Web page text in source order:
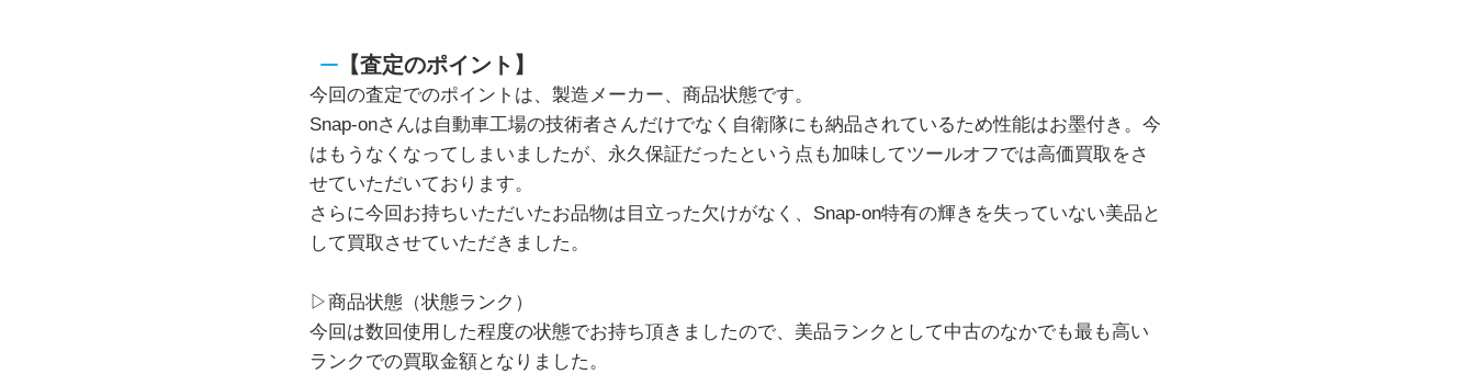
【査定のポイント】
今回の査定でのポイントは、製造メーカー、商品状態です。
Snap-onさんは自動車工場の技術者さんだけでなく自衛隊にも納品されているため性能はお墨付き。今
はもうなくなってしまいましたが、永久保証だったという点も加味してツールオフでは高価買取をさ
せていただいております。
さらに今回お持ちいただいたお品物は目立った欠けがなく、Snap-on特有の輝きを失っていない美品と
して買取させていただきました。
▷商品状態（状態ランク）
今回は数回使用した程度の状態でお持ち頂きましたので、美品ランクとして中古のなかでも最も高い
ランクでの買取金額となりました。